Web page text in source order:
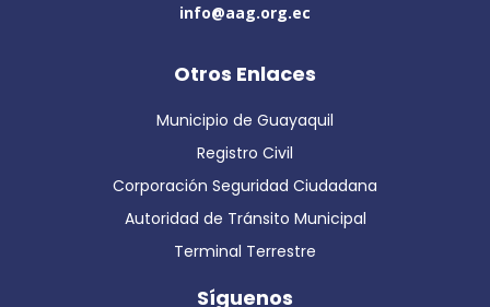
info@aag.org.ec
Otros Enlaces
Municipio de Guayaquil
Registro Civil
Corporación Seguridad Ciudadana
Autoridad de Tránsito Municipal
Terminal Terrestre
Síguenos